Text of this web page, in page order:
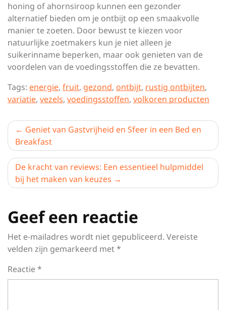
honing of ahornsiroop kunnen een gezonder
alternatief bieden om je ontbijt op een smaakvolle
manier te zoeten. Door bewust te kiezen voor
natuurlijke zoetmakers kun je niet alleen je
suikerinname beperken, maar ook genieten van de
voordelen van de voedingsstoffen die ze bevatten.
Tags: energie, fruit, gezond, ontbijt, rustig ontbijten,
variatie, vezels, voedingsstoffen, volkoren producten
Berichtnavigatie
Geniet van Gastvrijheid en Sfeer in een Bed en
Breakfast
De kracht van reviews: Een essentieel hulpmiddel
bij het maken van keuzes
Geef een reactie
Het e-mailadres wordt niet gepubliceerd. Vereiste
velden zijn gemarkeerd met*
Reactie*